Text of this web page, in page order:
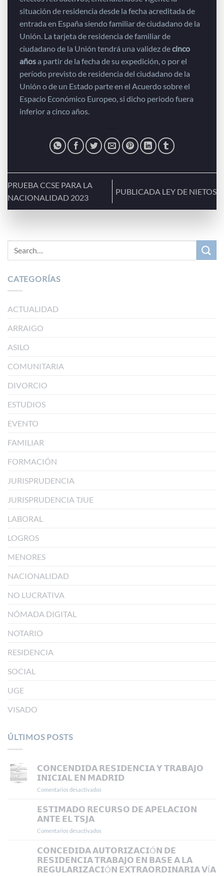
situación de residencia desde la fecha acreditada de
entrada en España siendo familiar de ciudadano de la
Unión. La tarjeta de residencia de familiar de
ciudadano de la Unión tendrá una validez decinco
añosa partir de la fecha de su expedición, o por el
período previsto de residencia del ciudadano de la
Unión o de un Estado parte en el Acuerdo sobre el
Espacio Económico Europeo, si dicho periodo fuera
inferior a cinco años.
PRUEBA CCSE PARA LA
NACIONALIDAD 2023
PUBLICADA LEY DE NIETOS
CATEGORÍAS
ACTUALIDAD
ARRAIGO
ASILO
COMUNITARIA
DIVORCIO
ESTUDIOS
EVENTO
FAMILIAR
FORMACIÓN
JURISPRUDENCIA
JURISPRUDENCIA TJUE
LABORAL
LOGROS
MENORES
NACIONALIDAD
NO LUCRATIVA
NÓMADA DIGITAL
NOTARIO
RESIDENCIA
SOCIAL
UGE
VISADO
ÚLTIMOS POSTS
𝗖𝗢𝗡𝗖𝗘𝗡𝗗𝗜𝗗𝗔 𝗥𝗘𝗦𝗜𝗗𝗘𝗡𝗖𝗜𝗔 𝗬 𝗧𝗥𝗔𝗕𝗔𝗝𝗢
𝗜𝗡𝗜𝗖𝗜𝗔𝗟 𝗘𝗡 𝗠𝗔𝗗𝗥𝗜𝗗
Comentarios desactivados
𝗥𝗘𝗦𝗜𝗗𝗘𝗡𝗖𝗜𝗔
𝗠𝗔𝗗𝗥𝗜𝗗
𝗘𝗦𝗧𝗜𝗠𝗔𝗗𝗢 𝗥𝗘𝗖𝗨𝗥𝗦𝗢 𝗗𝗘 𝗔𝗣𝗘𝗟𝗔𝗖𝗜𝗢𝗡
𝗔𝗡𝗧𝗘 𝗘𝗟 𝗧𝗦𝗝𝗔
Comentarios desactivados
𝗥𝗘𝗖𝗨𝗥𝗦𝗢
𝗗𝗘
𝗔𝗣𝗘𝗟𝗔𝗖𝗜𝗢𝗡
𝗔𝗡𝗧𝗘
𝗖𝗢𝗡𝗖𝗘𝗗𝗜𝗗𝗔 𝗔𝗨𝗧𝗢𝗥𝗜𝗭𝗔𝗖𝗜Ó𝗡 𝗗𝗘
𝗥𝗘𝗦𝗜𝗗𝗘𝗡𝗖𝗜𝗔 𝗧𝗥𝗔𝗕𝗔𝗝𝗢 𝗘𝗡 𝗕𝗔𝗦𝗘 𝗔 𝗟𝗔
𝗥𝗘𝗚𝗨𝗟𝗔𝗥𝗜𝗭𝗔𝗖𝗜Ó𝗡 𝗘𝗫𝗧𝗥𝗔𝗢𝗥𝗗𝗜𝗡𝗔𝗥𝗜𝗔 𝗩Í𝗔